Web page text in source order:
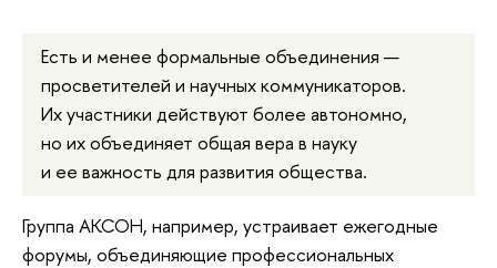
Есть и менее формальные объединения —
просветителей и научных коммуникаторов.
Их участники действуют более автономно,
но их объединяет общая вера в науку
и ее важность для развития общества.
Группа АКСОН, например, устраивает ежегодные
форумы, объединяющие профессиональных